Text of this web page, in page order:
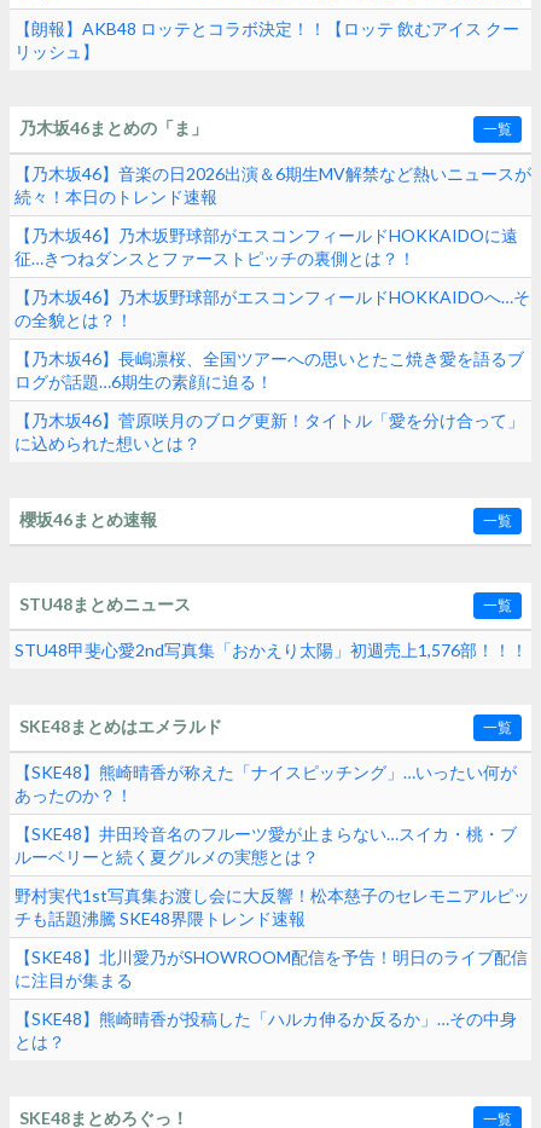
るの食生活に挑戦！マヨ＆ホイップ地獄でヤバすぎた！？】
【朗報】AKB48 ロッテとコラボ決定！！【ロッテ 飲むアイス クー
リッシュ】
乃木坂46まとめの「ま」 一覧
【乃木坂46】音楽の日2026出演＆6期生MV解禁など熱いニュースが
続々！本日のトレンド速報
【乃木坂46】乃木坂野球部がエスコンフィールドHOKKAIDOに遠
征…きつねダンスとファーストピッチの裏側とは？！
【乃木坂46】乃木坂野球部がエスコンフィールドHOKKAIDOへ…そ
の全貌とは？！
【乃木坂46】長嶋凛桜、全国ツアーへの思いとたこ焼き愛を語るブ
ログが話題…6期生の素顔に迫る！
【乃木坂46】菅原咲月のブログ更新！タイトル「愛を分け合って」
に込められた想いとは？
櫻坂46まとめ速報 一覧
STU48まとめニュース 一覧
STU48甲斐心愛2nd写真集「おかえり太陽」初週売上1,576部！！！
SKE48まとめはエメラルド 一覧
【SKE48】熊崎晴香が称えた「ナイスピッチング」…いったい何が
あったのか？！
【SKE48】井田玲音名のフルーツ愛が止まらない…スイカ・桃・ブ
ルーベリーと続く夏グルメの実態とは？
野村実代1st写真集お渡し会に大反響！松本慈子のセレモニアルピッ
チも話題沸騰 SKE48界隈トレンド速報
【SKE48】北川愛乃がSHOWROOM配信を予告！明日のライブ配信
に注目が集まる
【SKE48】熊崎晴香が投稿した「ハルカ伸るか反るか」…その中身
とは？
SKE48まとめろぐっ！ 一覧